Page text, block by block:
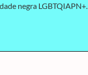
negra LGBTQIAPN+.